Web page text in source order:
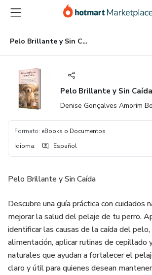
principal
página
de
página
Pelo Brillante y Sin Caída
Pelo Brillante y Sin Caída
Denise Gonçalves Amorim
Formato: eBooks o Documentos
Idioma: Español
Pelo Brillante y Sin Caída
Descubre una guía práctica con cuidados
mejorar la salud del pelaje de tu perro.
identificar las causas de la caída del
alimentación, aplicar rutinas de cepillado
naturales que ayudan a fortalecer el
claro y útil para quienes desean